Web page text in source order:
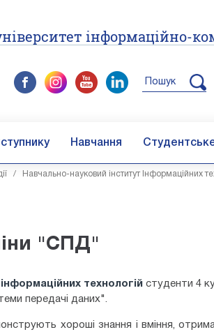
інформаційно-
Пошук
Навчання
/ Навчально-науковий інститут Інформаційних
"СПД"
технологій студенти 4
передачі даних".
хороші знання і вміння,